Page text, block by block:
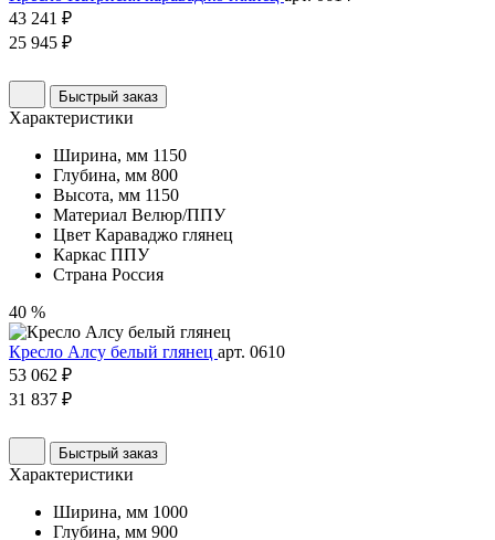
43 241 ₽
25 945 ₽
Быстрый заказ
Характеристики
Ширина, мм 1150
Глубина, мм 800
Высота, мм 1150
Материал Велюр/ППУ
Цвет Караваджо глянец
Каркас ППУ
Страна Россия
40 %
Кресло Алсу белый глянец арт. 0610
53 062 ₽
31 837 ₽
Быстрый заказ
Характеристики
Ширина, мм 1000
Глубина, мм 900